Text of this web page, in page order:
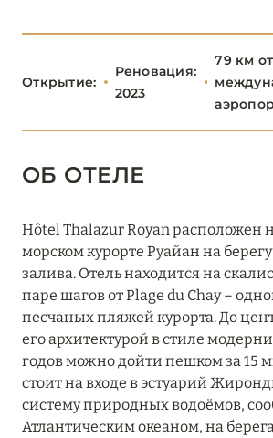
БУРГУНДИЯ
КОРСИКА
ЛАЗУРНЫЙ
НОРМАНДИЯ
О-ДЕ-ФРАНС
Открытие:
Реновация:
2023
79 км от
ОБ ОТЕЛЕ
Hôtel Thalazur Royan расположен
морском курорте Руайан на
залива. Отель находится на
паре шагов от Plage du Chay –
песчаных пляжей курорта. До
его архитектурой в стиле
годов можно дойти пешком за 15
стоит на входе в эстуарий
систему природных водоёмов,
Атлантическим океаном, на